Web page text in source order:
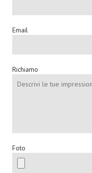
Email
Richiamo
Foto